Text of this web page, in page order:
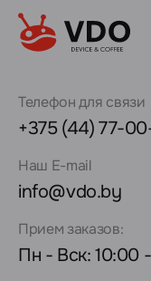
Телефон для связи
+375 (44) 77-
Наш E-mail
info@vdo.by
Прием заказов:
Пн - Вск: 10:00